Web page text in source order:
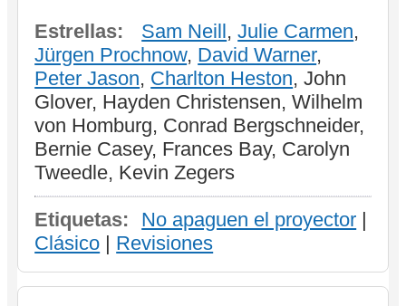
Estrellas:
Sam Neill,Julie Carmen,
Jürgen Prochnow, David Warner,
Peter Jason, Charlton Heston, John
Glover, Hayden Christensen, Wilhelm
von Homburg, Conrad Bergschneider,
Bernie Casey, Frances Bay, Carolyn
Tweedle, Kevin Zegers
Etiquetas: No apaguen el proyector |
Clásico | Revisiones